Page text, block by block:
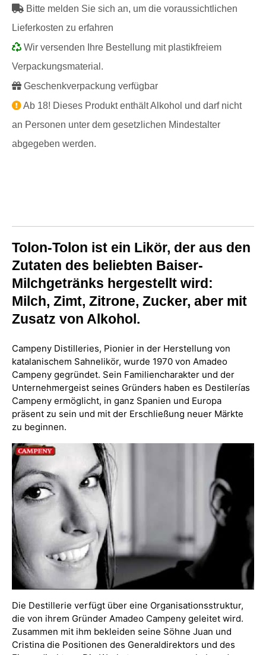
Bitte melden Sie sich an, um die voraussichtlichen
Lieferkosten zu erfahren
Wir versenden Ihre Bestellung mit plastikfreiem
Verpackungsmaterial.
Geschenkverpackung verfügbar
Ab 18! Dieses Produkt enthält Alkohol und darf nicht
an Personen unter dem gesetzlichen Mindestalter
abgegeben werden.
Tolon-Tolon ist ein Likör, der aus den
Zutaten des beliebten Baiser-
Milchgetränks hergestellt wird:
Milch, Zimt, Zitrone, Zucker, aber mit
Zusatz von Alkohol.
Campeny Distilleries, Pionier in der Herstellung von
katalanischem Sahnelikör, wurde 1970 von Amadeo
Campeny gegründet. Sein Familiencharakter und der
Unternehmergeist seines Gründers haben es Destilerías
Campeny ermöglicht, in ganz Spanien und Europa
präsent zu sein und mit der Erschließung neuer Märkte
zu beginnen.
Die Destillerie verfügt über eine Organisationsstruktur,
die von ihrem Gründer Amadeo Campeny geleitet wird.
Zusammen mit ihm bekleiden seine Söhne Juan und
Cristina die Positionen des Generaldirektors und des